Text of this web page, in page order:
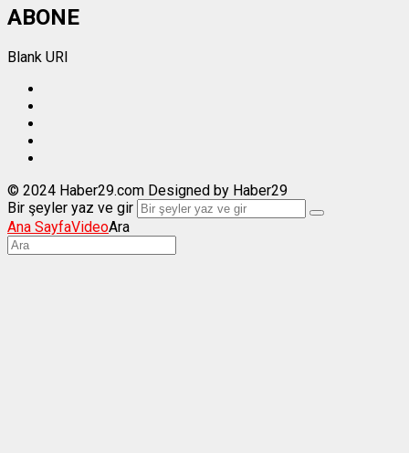
ABONE
Blank URI
© 2024 Haber29.com Designed by Haber29
Bir şeyler yaz ve gir
Ana SayfaVideoAra